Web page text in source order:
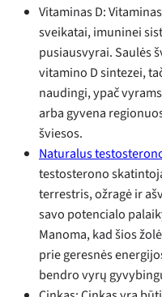
Vitaminas D:
sveikatai, imuninei
pusiausvyrai. Saulės
vitamino D sintezei,
naudingi, ypač
arba gyvena
šviesos.
Naturalus
testosterono
terrestris, ožragė ir
savo potencialo
Manoma, kad šios
prie geresnės
bendro vyrų